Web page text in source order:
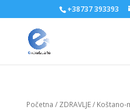
+38737 393393
Početna / ZDRAVLJE/ Koštano-